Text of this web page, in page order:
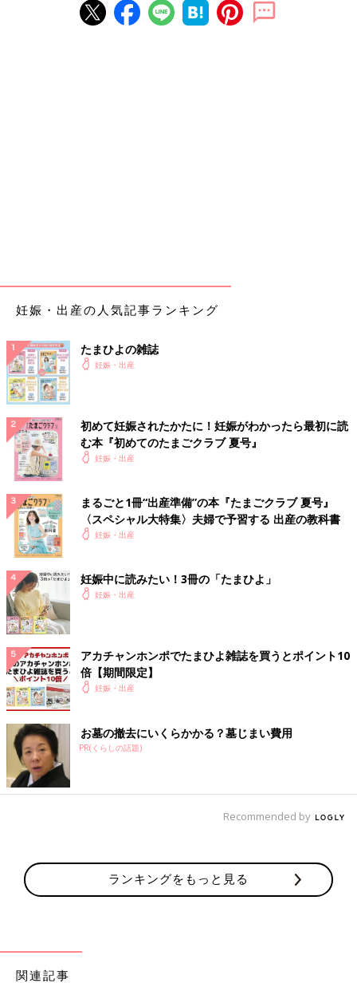
医療法人 いづみレディスクリニック
医療法人 深川レディスクリニック
医療法人回生会 立花レディースクリニック
八女市
藤本産婦人科小児科
筑後市
小林レディースクリニック
大川市
医療法人社団高邦会 高木病院
行橋市
しんもと産婦人科
立野レディースクリニック
筑紫野市
大野城市
まなべ産婦人科
産科婦人科 宗像セントラルクリニック
太宰府市
妊娠・出産の人気記事ランキング
たまひよの雑誌
妊娠・出産
初めて妊娠されたかたに！妊娠がわかったら最初に読
む本『初めてのたまごクラブ 夏号』
妊娠・出産
まるごと1冊“出産準備”の本『たまごクラブ 夏号』
〈スペシャル大特集〉夫婦で予習する 出産の教科書
妊娠・出産
妊娠中に読みたい！3冊の「たまひよ」
妊娠・出産
アカチャンホンポでたまひよ雑誌を買うとポイント10
倍【期間限定】
妊娠・出産
お墓の撤去にいくらかかる？墓じまい費用
PR(くらしの話題)
Recommended by
ランキングをもっと見る
関連記事